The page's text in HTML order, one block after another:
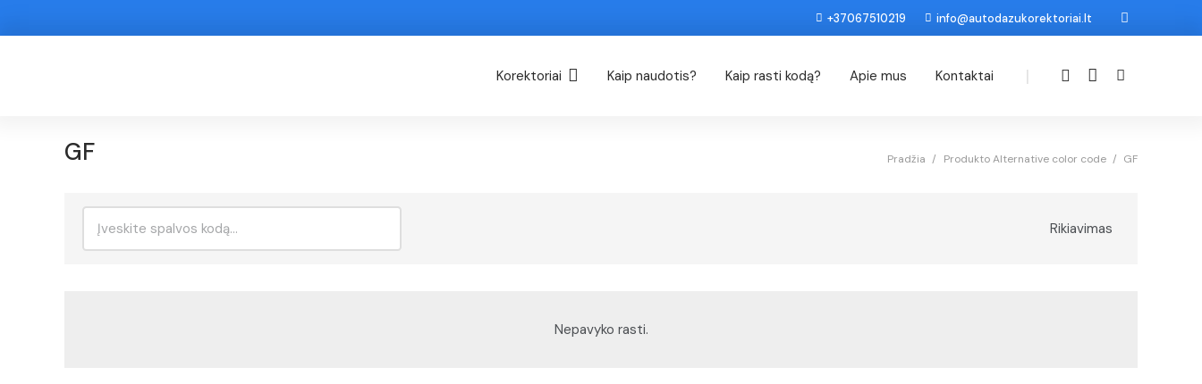
+37067510219 info@autodazukorektoriai.lt
Korektoriai Kaip naudotis? Kaip rasti kodą? Apie mus Kontaktai |
GF Pradžia / Produkto Alternative color code / GF
Rikiavimas
Nepavyko rasti.